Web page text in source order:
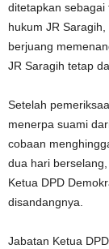
ditetapkan
hukum JR
berjuang
JR Saragih tetap
Setelah
menerpa suami
cobaan
dua hari
Ketua DPD
disandangnya.
Jabatan Ketua